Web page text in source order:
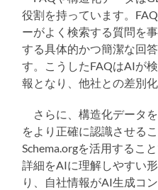
役割を持っています。
ーがよく検索する質問を
する具体的かつ簡潔な回
す。こうしたFAQはAIが
報となり、他社との差別
さらに、構造化データ
をより正確に認識させる
Schema.orgを活用するこ
詳細をAIに理解しやすい
り、自社情報がAI生成コ